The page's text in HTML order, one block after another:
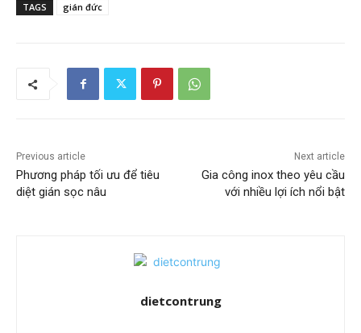
TAGS gián đức
Previous article
Phương pháp tối ưu để tiêu
diệt gián sọc nâu
Next article
Gia công inox theo yêu cầu
với nhiều lợi ích nổi bật
dietcontrung